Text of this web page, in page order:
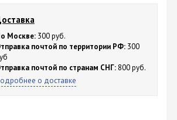
Москве:300 руб.
почтой по территории РФ:300
почтой по странам СНГ:800 руб.
о доставке